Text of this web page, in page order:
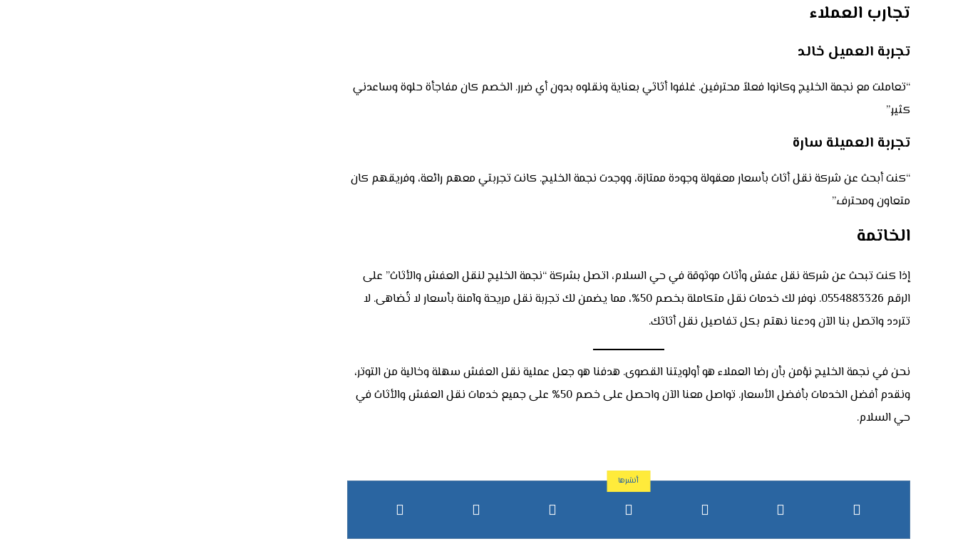
تجارب العملاء
تجربة العميل خالد
“تعاملت مع نجمة الخليج وكانوا فعلاً محترفين. غلفوا أثاثي بعناية ونقلوه بدون أي ضرر. الخصم كان مفاجأة حلوة وساعدني
كثير.”
تجربة العميلة سارة
“كنت أبحث عن شركة نقل أثاث بأسعار معقولة وجودة ممتازة، ووجدت نجمة الخليج. كانت تجربتي معهم رائعة، وفريقهم كان
متعاون ومحترف.”
الخاتمة
إذا كنت تبحث عن شركة نقل عفش وأثاث موثوقة في حي السلام، اتصل بشركة “نجمة الخليج لنقل العفش والأثاث” على
الرقم 0554883326. نوفر لك خدمات نقل متكاملة بخصم 50%، مما يضمن لك تجربة نقل مريحة وآمنة بأسعار لا تُضاهى. لا
تتردد واتصل بنا الآن ودعنا نهتم بكل تفاصيل نقل أثاثك.
نحن في نجمة الخليج نؤمن بأن رضا العملاء هو أولويتنا القصوى. هدفنا هو جعل عملية نقل العفش سهلة وخالية من التوتر،
ونقدم أفضل الخدمات بأفضل الأسعار. تواصل معنا الآن واحصل على خصم 50% على جميع خدمات نقل العفش والأثاث في
حي السلام.